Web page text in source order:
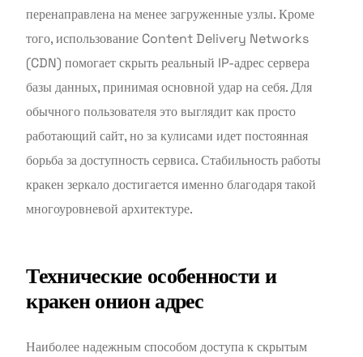
перенаправлена на менее загруженные узлы. Кроме
того, использование Content Delivery Networks
(CDN) помогает скрыть реальный IP-адрес сервера
базы данных, принимая основной удар на себя. Для
обычного пользователя это выглядит как просто
работающий сайт, но за кулисами идет постоянная
борьба за доступность сервиса. Стабильность работы
кракен зеркало достигается именно благодаря такой
многоуровневой архитектуре.
Технические особенности и
кракен онион адрес
Наиболее надежным способом доступа к скрытым